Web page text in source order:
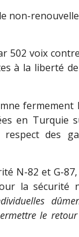
non-
502 voix
à la liberté
fermement
en Turquie
des
N-82 et G-
la sécurité
le